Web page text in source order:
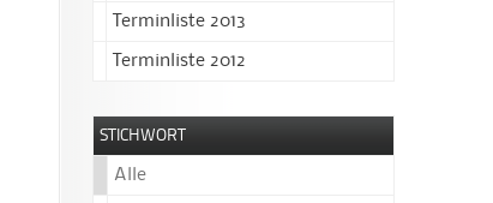
Terminliste 2013
Terminliste 2012
STICHWORT
Alle